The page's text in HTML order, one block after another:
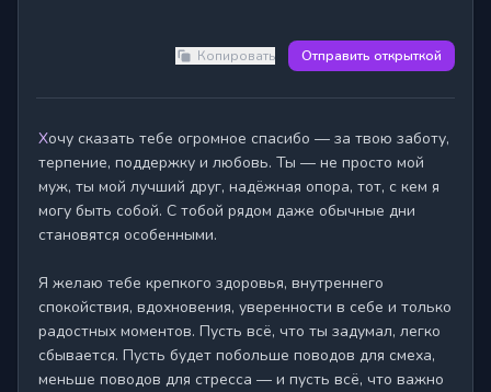
Копировать Отправить открыткой
Хочу сказать тебе огромное спасибо — за твою заботу,
терпение, поддержку и любовь. Ты — не просто мой
муж, ты мой лучший друг, надёжная опора, тот, с кем я
могу быть собой. С тобой рядом даже обычные дни
становятся особенными.
Я желаю тебе крепкого здоровья, внутреннего
спокойствия, вдохновения, уверенности в себе и только
радостных моментов. Пусть всё, что ты задумал, легко
сбывается. Пусть будет побольше поводов для смеха,
меньше поводов для стресса — и пусть всё, что важно